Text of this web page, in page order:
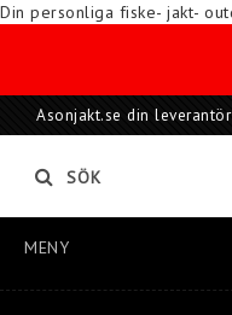
Din personliga fiske- jakt-
Asonjakt.se din
SÖK
MENY